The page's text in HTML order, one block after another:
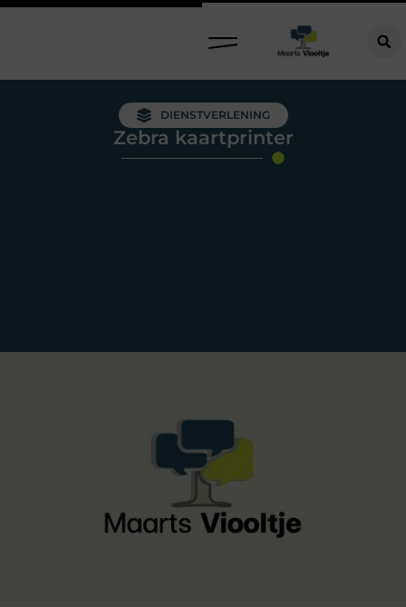
DIENSTVERLENING
Zebra kaartprinter